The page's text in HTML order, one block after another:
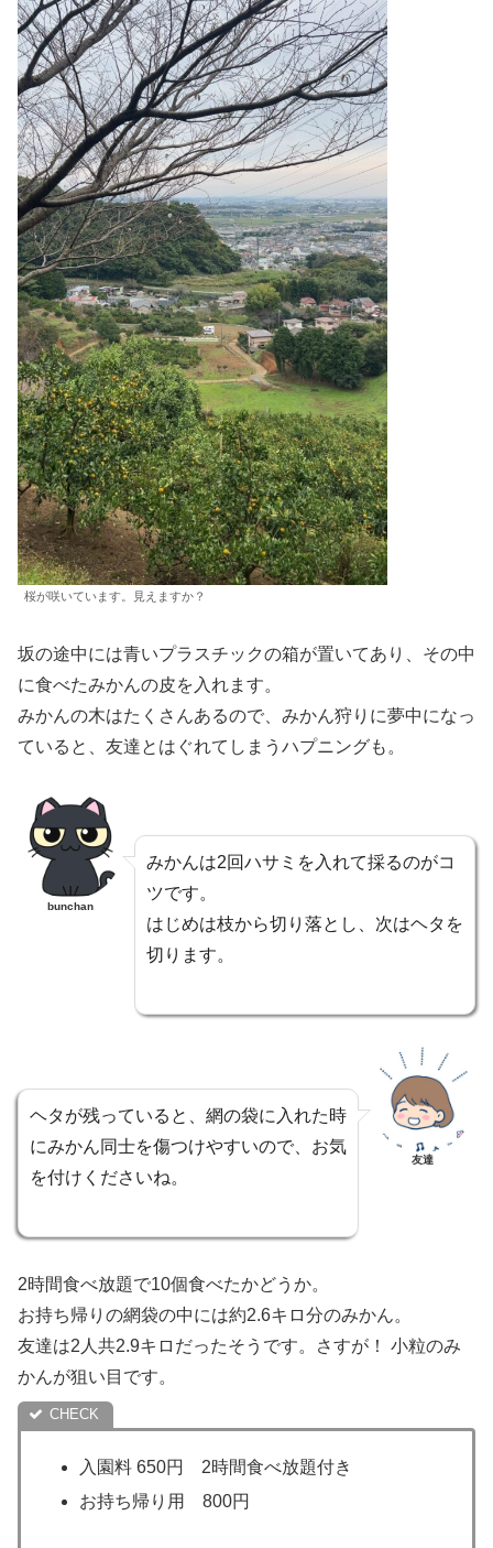
桜が咲いています。見えますか？
坂の途中には青いプラスチックの箱が置いてあり、その中
に食べたみかんの皮を入れます。
みかんの木はたくさんあるので、みかん狩りに夢中になっ
ていると、友達とはぐれてしまうハプニングも。
bunchan
みかんは2回ハサミを入れて採るのがコ
ツです。
はじめは枝から切り落とし、次はヘタを
切ります。
ヘタが残っていると、網の袋に入れた時
にみかん同士を傷つけやすいので、お気
を付けくださいね。
友達
2時間食べ放題で10個食べたかどうか。
お持ち帰りの網袋の中には約2.6キロ分のみかん。
友達は2人共2.9キロだったそうです。さすが！ 小粒のみ
かんが狙い目です。
入園料 650円 2時間食べ放題付き
お持ち帰り用 800円